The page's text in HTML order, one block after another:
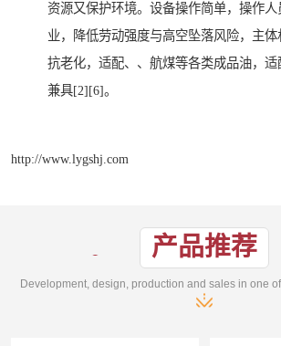
资源又保护环境。设备操作简单，操作
业，降低劳动强度与高空坠落风险，主体
抗老化，适配、、航煤等各类成品油，
兼具[2][6]。
http://www.lygshj.com
产品推荐